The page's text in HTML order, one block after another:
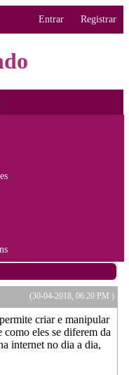
Entrar Registrar
(30-04-2018, 06:20 PM )
criar e manipular
como eles se diferem da
internet no dia a dia,